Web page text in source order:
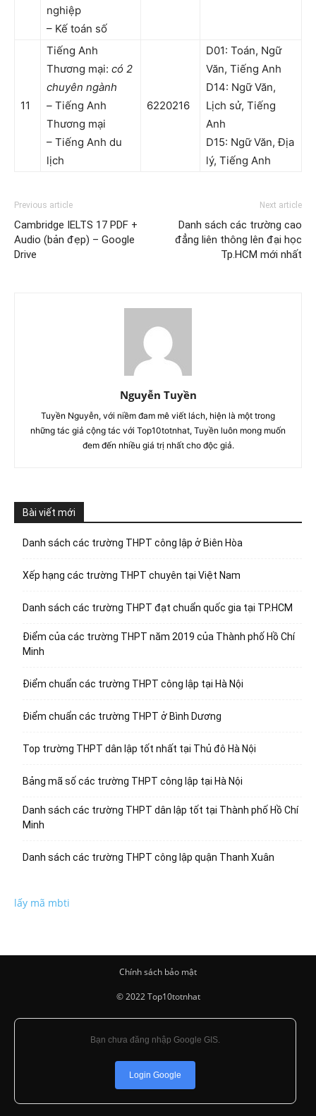
nghiệp
– Kế toán số
11
Tiếng Anh
Thương mại: có 2
chuyên ngành
– Tiếng Anh
Thương mại
– Tiếng Anh du
lịch
6220216
D01: Toán, Ngữ
Văn, Tiếng Anh
D14: Ngữ Văn,
Lịch sử, Tiếng
Anh
D15: Ngữ Văn, Địa
lý, Tiếng Anh
Previous article
Cambridge IELTS 17 PDF +
Audio (bản đẹp) – Google
Drive
Next article
Danh sách các trường cao
đẳng liên thông lên đại học
Tp.HCM mới nhất
Nguyễn Tuyền
Tuyền Nguyễn, với niềm đam mê viết lách, hiện là một trong
những tác giả cộng tác với Top10totnhat, Tuyền luôn mong muốn
đem đến nhiều giá trị nhất cho độc giả.
Bài viết mới
Danh sách các trường THPT công lập ở Biên Hòa
Xếp hạng các trường THPT chuyên tại Việt Nam
Danh sách các trường THPT đạt chuẩn quốc gia tại TP.HCM
Điểm của các trường THPT năm 2019 của Thành phố Hồ Chí
Minh
Điểm chuẩn các trường THPT công lập tại Hà Nội
Điểm chuẩn các trường THPT ở Bình Dương
Top trường THPT dân lập tốt nhất tại Thủ đô Hà Nội
Bảng mã số các trường THPT công lập tại Hà Nội
Danh sách các trường THPT dân lập tốt tại Thành phố Hồ Chí
Minh
Danh sách các trường THPT công lập quận Thanh Xuân
lấy mã mbti
Chính sách bảo mật
© 2022 Top10totnhat
Bạn chưa đăng nhập Google GIS.
Login Google